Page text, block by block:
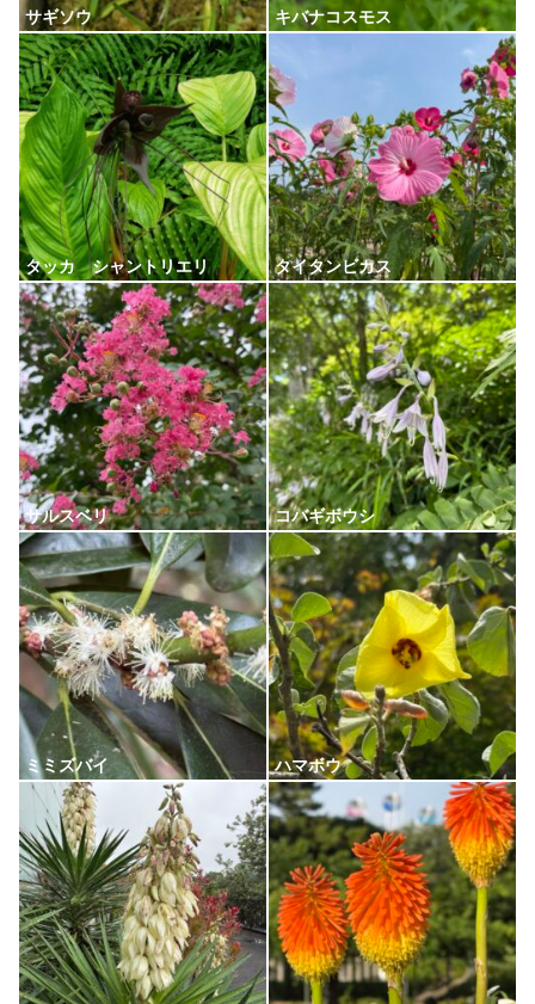
サギソウ キバナコスモス
タッカ シャントリエリ タイタンビカス
サルスベリ コバギボウシ
ミミズバイ ハマボウ